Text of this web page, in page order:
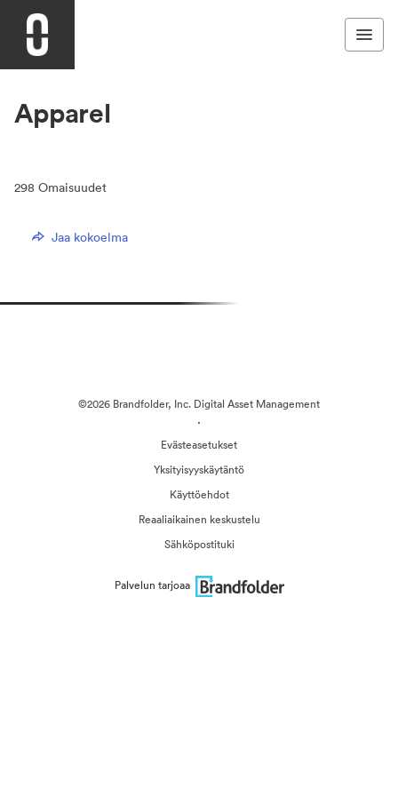
Apparel
298 Omaisuudet
Jaa kokoelma
©2026 Brandfolder, Inc. Digital Asset Management
·
Evästeasetukset
Yksityisyyskäytäntö
Käyttöehdot
Reaaliaikainen keskustelu
Sähköpostituki
Palvelun tarjoaa